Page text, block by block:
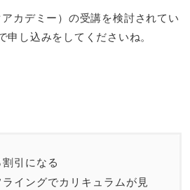
カデミー）の受講を検討されてい
申し込みをしてくださいね。
引になる
イングでカリキュラムが見